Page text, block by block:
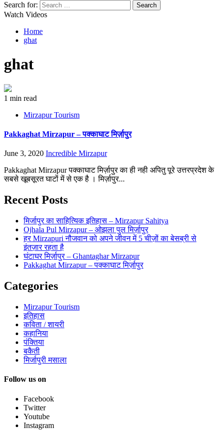
Search for:
Watch Videos
Home
ghat
ghat
1 min read
Mirzapur Tourism
Pakkaghat Mirzapur – पक्काघाट मिर्ज़ापुर
June 3, 2020 Incredible Mirzapur
Pakkaghat Mirzapur पक्काघाट मिर्ज़ापुर का ही नही अपितु पूरे उत्तरप्रदेश के
सबसे खूबसूरत घाटों में से एक है । मिर्ज़ापुर...
Recent Posts
मिर्जापुर का साहित्यिक इतिहास – Mirzapur Sahitya
Ojhala Pul Mirzapur – ओझला पुल मिर्ज़ापुर
हर Mirzapuri नौजवान को अपने जीवन में 5 चीज़ों का बेसब्री से
इंतज़ार रहता है
घंटाघर मिर्ज़ापुर – Ghantaghar Mirzapur
Pakkaghat Mirzapur – पक्काघाट मिर्ज़ापुर
Categories
Mirzapur Tourism
इतिहास
कविता / शायरी
कहानिया
पंक्तिया
बकैती
मिर्जापुरी मसाला
Follow us on
Facebook
Twitter
Youtube
Instagram